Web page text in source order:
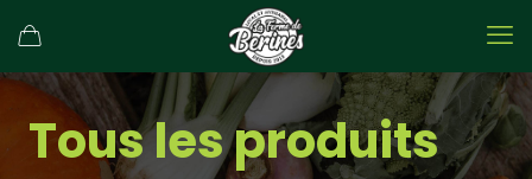
Tous les produits